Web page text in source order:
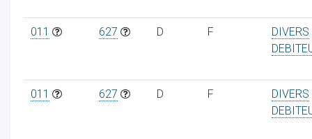
011 627 D F
DIVERS
011 627 D F
DIVERS